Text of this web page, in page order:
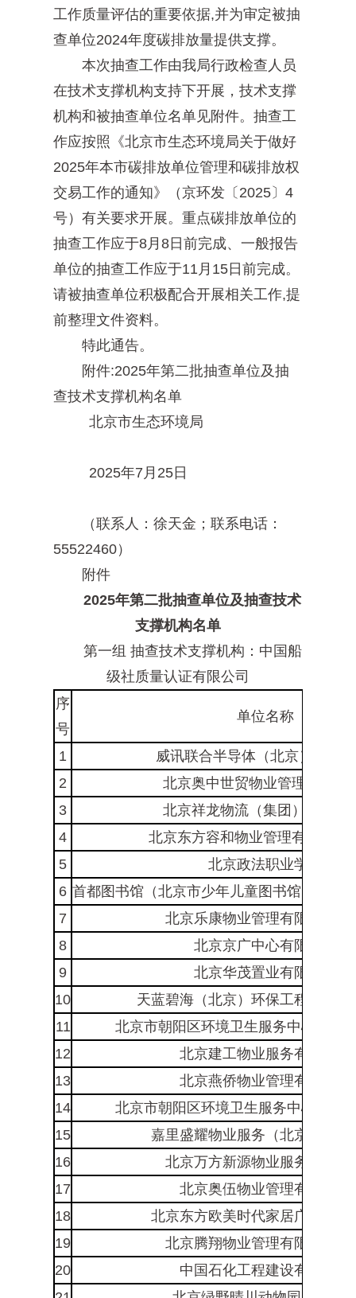
工作质量评估的重要依据,并为审定被抽
查单位2024年度碳排放量提供支撑。
本次抽查工作由我局行政检查人员
在技术支撑机构支持下开展，技术支撑
机构和被抽查单位名单见附件。抽查工
作应按照《北京市生态环境局关于做好
2025年本市碳排放单位管理和碳排放权
交易工作的通知》（京环发〔2025〕4
号）有关要求开展。重点碳排放单位的
抽查工作应于8月8日前完成、一般报告
单位的抽查工作应于11月15日前完成。
请被抽查单位积极配合开展相关工作,提
前整理文件资料。
特此通告。
附件:2025年第二批抽查单位及抽
查技术支撑机构名单
北京市生态环境局
2025年7月25日
（联系人：徐天金；联系电话：
55522460）
附件
2025年第二批抽查单位及抽查技术
支撑机构名单
第一组 抽查技术支撑机构：中国船
级社质量认证有限公司
序
号
单位名称
1
威讯联合半导体（北京）有限
2
北京奥中世贸物业管理有限公
3
北京祥龙物流（集团）有限公
4
北京东方容和物业管理有限责任
5
北京政法职业学院
6 首都图书馆（北京市少年儿童图书馆、北京
7
北京乐康物业管理有限责任公
8
北京京广中心有限公司
9
北京华茂置业有限公司
10
天蓝碧海（北京）环保工程技术有
11
北京市朝阳区环境卫生服务中心第四
12
北京建工物业服务有限公司
13
北京燕侨物业管理有限公司
14
北京市朝阳区环境卫生服务中心第一
15
嘉里盛耀物业服务（北京）有限
16
北京万方新源物业服务有限公
17
北京奥伍物业管理有限公司
18
北京东方欧美时代家居广场有限
19
北京腾翔物业管理有限责任公
20
中国石化工程建设有限公司